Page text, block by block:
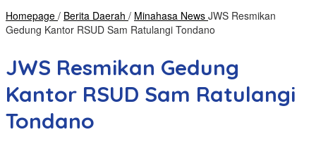
Homepage / Berita Daerah / Minahasa News JWS Resmikan
Gedung Kantor RSUD Sam Ratulangi Tondano
JWS Resmikan Gedung
Kantor RSUD Sam Ratulangi
Tondano